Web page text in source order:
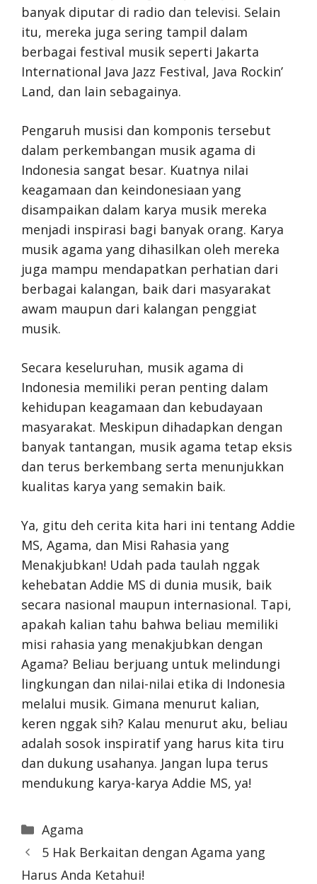
banyak diputar di radio dan televisi. Selain
itu, mereka juga sering tampil dalam
berbagai festival musik seperti Jakarta
International Java Jazz Festival, Java Rockin’
Land, dan lain sebagainya.
Pengaruh musisi dan komponis tersebut
dalam perkembangan musik agama di
Indonesia sangat besar. Kuatnya nilai
keagamaan dan keindonesiaan yang
disampaikan dalam karya musik mereka
menjadi inspirasi bagi banyak orang. Karya
musik agama yang dihasilkan oleh mereka
juga mampu mendapatkan perhatian dari
berbagai kalangan, baik dari masyarakat
awam maupun dari kalangan penggiat
musik.
Secara keseluruhan, musik agama di
Indonesia memiliki peran penting dalam
kehidupan keagamaan dan kebudayaan
masyarakat. Meskipun dihadapkan dengan
banyak tantangan, musik agama tetap eksis
dan terus berkembang serta menunjukkan
kualitas karya yang semakin baik.
Ya, gitu deh cerita kita hari ini tentang Addie
MS, Agama, dan Misi Rahasia yang
Menakjubkan! Udah pada taulah nggak
kehebatan Addie MS di dunia musik, baik
secara nasional maupun internasional. Tapi,
apakah kalian tahu bahwa beliau memiliki
misi rahasia yang menakjubkan dengan
Agama? Beliau berjuang untuk melindungi
lingkungan dan nilai-nilai etika di Indonesia
melalui musik. Gimana menurut kalian,
keren nggak sih? Kalau menurut aku, beliau
adalah sosok inspiratif yang harus kita tiru
dan dukung usahanya. Jangan lupa terus
mendukung karya-karya Addie MS, ya!
Categories
Agama
5 Hak Berkaitan dengan Agama yang
Harus Anda Ketahui!